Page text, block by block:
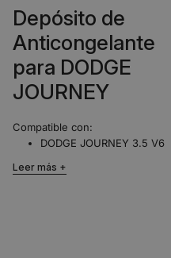
Depósito de
Anticongelante
para DODGE
JOURNEY
Compatible con:
DODGE JOURNEY 3.5 V6
DODGE JOURNEY 3.6 V6
Leer más